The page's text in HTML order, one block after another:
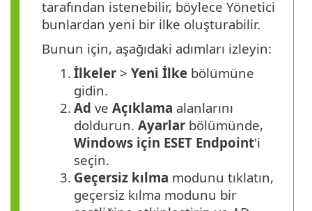
tarafından istenebilir, böylece Yönetici
bunlardan yeni bir ilke oluşturabilir.
Bunun için, aşağıdaki adımları izleyin:
1. İlkeler > Yeni İlke bölümüne
gidin.
2. Ad ve Açıklama alanlarını
doldurun. Ayarlar bölümünde,
Windows için ESET Endpoint'i
seçin.
3. Geçersiz kılma modunu tıklatın,
geçersiz kılma modunu bir